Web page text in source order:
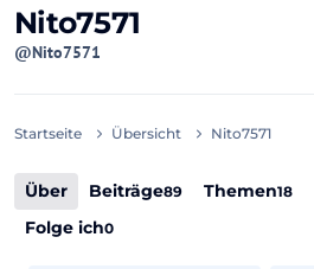
Nito7571
@Nito7571
Startseite Übersicht Nito7571
Über Beiträge89 Themen18
Folge ich0